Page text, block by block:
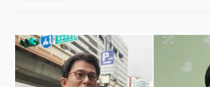
韓股最壞時期已過？大摩估去槓桿完
至2個月低